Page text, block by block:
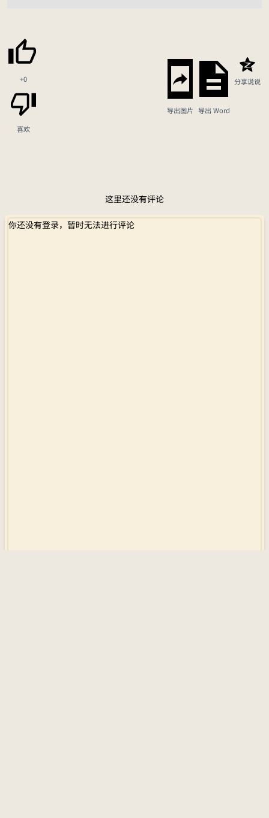
+0
喜欢
导出图片 导出 Word
分享说说
这里还没有评论
你还没有登录，暂时无法进行评论